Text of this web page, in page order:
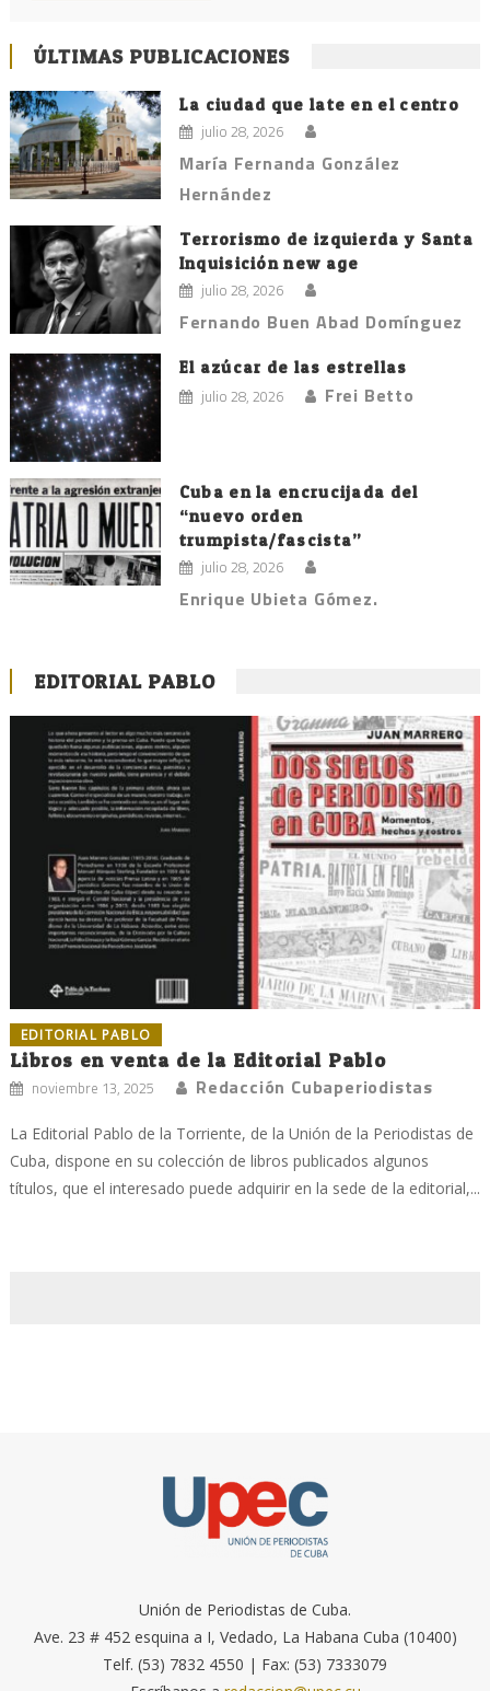
ÚLTIMAS PUBLICACIONES
La ciudad que late en el centro
julio 28, 2026
María Fernanda González
Hernández
Terrorismo de izquierda y Santa
Inquisición new age
julio 28, 2026
Fernando Buen Abad Domínguez
El azúcar de las estrellas
julio 28, 2026 Frei Betto
Cuba en la encrucijada del
“nuevo orden
trumpista/fascista”
julio 28, 2026
Enrique Ubieta Gómez.
EDITORIAL PABLO
EDITORIAL PABLO
Libros en venta de la Editorial Pablo
noviembre 13, 2025 Redacción Cubaperiodistas
La Editorial Pablo de la Torriente, de la Unión de la Periodistas de
Cuba, dispone en su colección de libros publicados algunos
títulos, que el interesado puede adquirir en la sede de la editorial,...
Unión de Periodistas de Cuba.
Ave. 23 # 452 esquina a I, Vedado, La Habana Cuba (10400)
Telf. (53) 7832 4550 | Fax: (53) 7333079